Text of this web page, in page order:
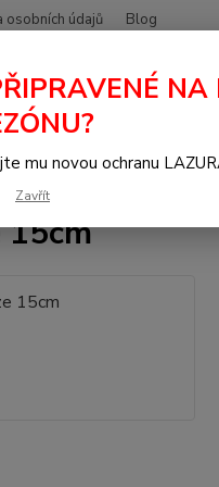
osobních údajů Blog
Hledat
15cm
NA
mu novou ochranu
Zavřít